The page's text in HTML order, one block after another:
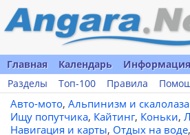
Главная Календарь Информация
Разделы
Топ-100 Правила
Авто-мото, Альпинизм и
Ищу попутчика, Кайтинг, Коньки,
Навигация и карты, Отдых на воде,